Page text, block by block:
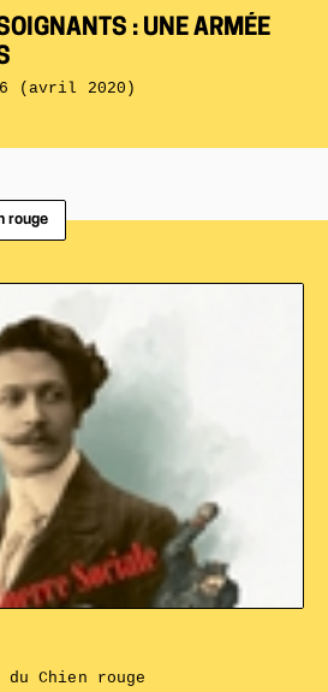
: UNE ARMÉE
(avril 2020)
rouge
du Chien rouge